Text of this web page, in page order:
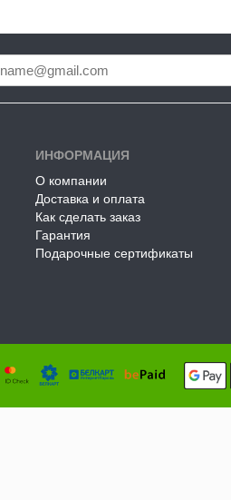
ИНФОРМАЦИЯ
О компании
Доставка и оплата
Как сделать заказ
Гарантия
Подарочные сертификаты